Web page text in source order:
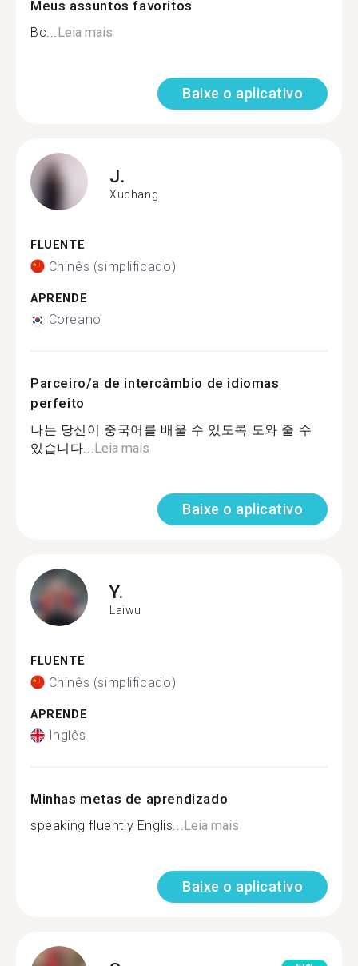
Meus assuntos favoritos
Вс...Leia mais
Baixe o aplicativo
J.
Xuchang
FLUENTE
Chinês (simplificado)
APRENDE
Coreano
Parceiro/a de intercâmbio de idiomas
perfeito
나는 당신이 중국어를 배울 수 있도록 도와 줄 수
있습니다...Leia mais
Baixe o aplicativo
Y.
Laiwu
FLUENTE
Chinês (simplificado)
APRENDE
Inglês
Minhas metas de aprendizado
speaking fluently Englis...Leia mais
Baixe o aplicativo